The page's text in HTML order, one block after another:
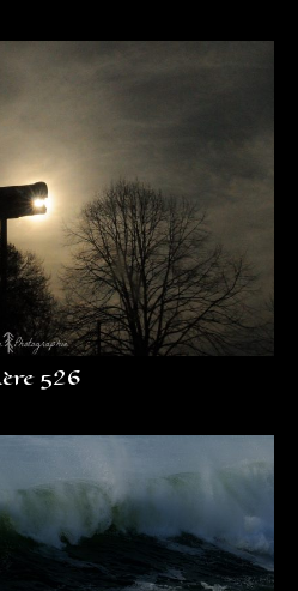
526